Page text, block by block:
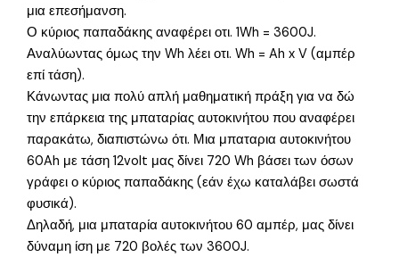
μια επεσήμανση.
Ο κύριος παπαδάκης αναφέρει οτι. 1Wh = 3600J.
Αναλύωντας όμως την Wh λέει οτι. Wh = Ah x V (αμπέρ
επί τάση).
Κάνωντας μια πολύ απλή μαθηματική πράξη για να δώ
την επάρκεια της μπαταρίας αυτοκινήτου που αναφέρει
παρακάτω, διαπιστώνω ότι. Μια μπαταρια αυτοκινήτου
60Ah με τάση 12volt μας δίνει 720 Wh βάσει των όσων
γράφει ο κύριος παπαδάκης (εάν έχω καταλάβει σωστά
φυσικά).
Δηλαδή, μια μπαταρία αυτοκινήτου 60 αμπέρ, μας δίνει
δύναμη ίση με 720 βολές των 3600J.